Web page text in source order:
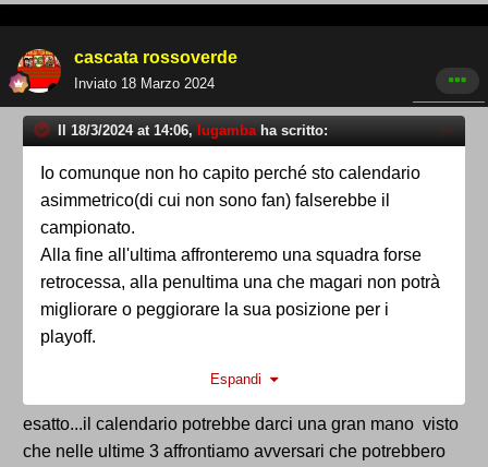
cascata rossoverde
Inviato 18 Marzo 2024
Il 18/3/2024 at 14:06, lugambaha scritto:
Io comunque non ho capito perché sto calendario
asimmetrico(di cui non sono fan) falserebbe il
campionato.
Alla fine all'ultima affronteremo una squadra forse
retrocessa, alla penultima una che magari non potrà
migliorare o peggiorare la sua posizione per i
playoff.
Le colpe per quel pareggio sono solo nostre (anzi
meritavamo di perdere) non certo del calendario.
Espandi
esatto...il calendario potrebbe darci una gran mano visto
che nelle ultime 3 affrontiamo avversari che potrebbero